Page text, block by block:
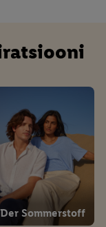
Sommerstoff